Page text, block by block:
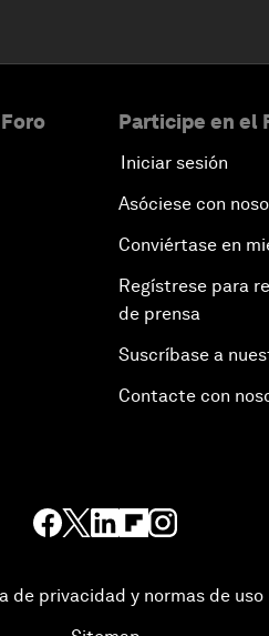
Participe en el
Iniciar sesión
Asóciese con
Conviértase en
Regístrese para
de prensa
Suscríbase a
Contacte con
de privacidad y normas de uso